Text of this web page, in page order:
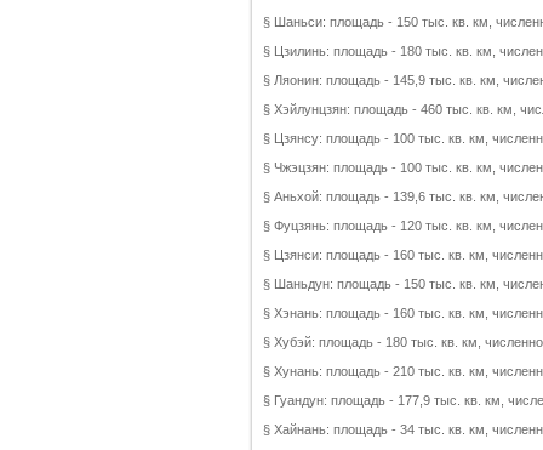
§ Шаньси: площадь - 150 тыс. кв. км,
§ Цзилинь: площадь - 180 тыс. кв. км,
§ Ляонин: площадь - 145,9 тыс. кв. км,
§ Хэйлунцзян: площадь - 460 тыс. кв. км,
§ Цзянсу: площадь - 100 тыс. кв. км,
§ Чжэцзян: площадь - 100 тыс. кв. км,
§ Аньхой: площадь - 139,6 тыс. кв. км,
§ Фуцзянь: площадь - 120 тыс. кв. км,
§ Цзянси: площадь - 160 тыс. кв. км,
§ Шаньдун: площадь - 150 тыс. кв. км,
§ Хэнань: площадь - 160 тыс. кв. км,
§ Хубэй: площадь - 180 тыс. кв. км,
§ Хунань: площадь - 210 тыс. кв. км,
§ Гуандун: площадь - 177,9 тыс. кв. км,
§ Хайнань: площадь - 34 тыс. кв. км,